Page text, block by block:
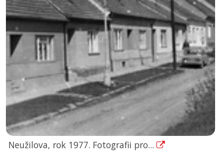
Neužilova, rok 1977. Fotografii pro...